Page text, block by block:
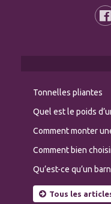
Tonnelles pliantes
Quel est le poids
Comment monter
Comment bien
Qu’est-ce qu’un
Tous les